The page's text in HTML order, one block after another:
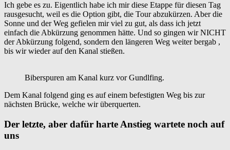
Ich gebe es zu. Eigentlich habe ich mir diese Etappe für diesen Tag
rausgesucht, weil es die Option gibt, die Tour abzukürzen. Aber die
Sonne und der Weg gefielen mir viel zu gut, als dass ich jetzt
einfach die Abkürzung genommen hätte. Und so gingen wir NICHT
der Abkürzung folgend, sondern den längeren Weg weiter bergab ,
bis wir wieder auf den Kanal stießen.
Biberspuren am Kanal kurz vor Gundlfing.
Dem Kanal folgend ging es auf einem befestigten Weg bis zur
nächsten Brücke, welche wir überquerten.
Der letzte, aber dafür harte Anstieg wartete noch auf
uns